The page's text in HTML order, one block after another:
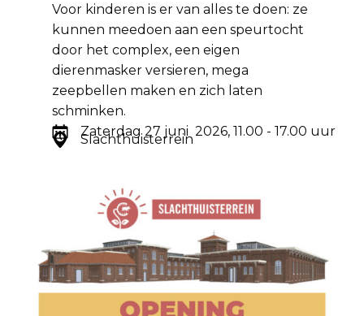
Voor kinderen is er van alles te doen: ze
kunnen meedoen aan een speurtocht
door het complex, een eigen
dierenmasker versieren, mega
zeepbellen maken en zich laten
schminken.
Zaterdag 27 juni 2026, 11.00 - 17.00 uur
Slachthuisterrein